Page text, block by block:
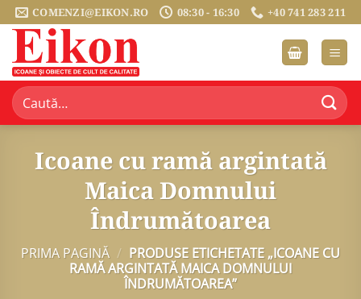
Sari
la
conținut
COMENZI@EIKON.RO 08:30 - 16:30 +40 741 283 211
Caută
după:
Icoane cu ramă argintată
Maica Domnului
Îndrumătoarea
PRIMA PAGINĂ / PRODUSE ETICHETATE „ICOANE CU
RAMĂ ARGINTATĂ MAICA DOMNULUI
ÎNDRUMĂTOAREA”